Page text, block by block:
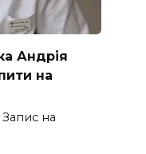
Андрія
на
на